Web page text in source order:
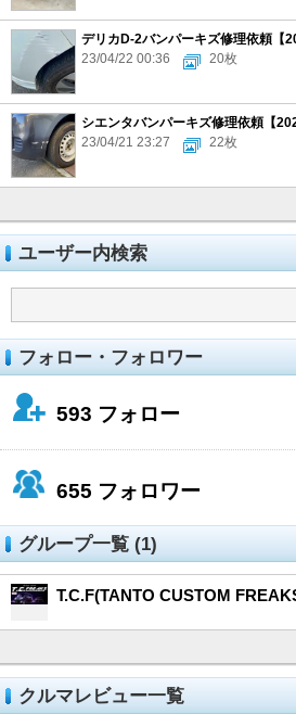
デリカD-2バンパーキズ修理依頼【
23/04/22 00:36
20枚
シエンタバンパーキズ修理依頼【
23/04/21 23:27
22枚
ユーザー内検索
フォロー・フォロワー
593 フォロー
655 フォロワー
グループ一覧 (1)
T.C.F(TANTO CUSTOM
クルマレビュー一覧